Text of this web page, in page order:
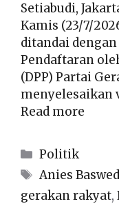
Setiabudi,
Kamis (23/7/
ditandai
Pendaftaran
(DPP) Partai
Read more
Kategori
Politik
Tag
Anies
gerakan rakyat,